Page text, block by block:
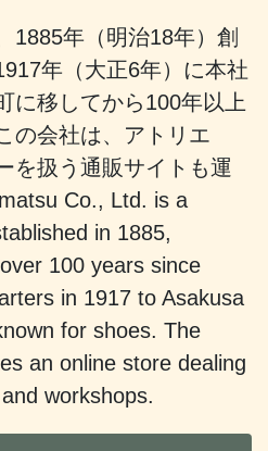
1885年（明治18年）創
年（大正6年）に本社
に移してから100年以上
の会社は、アトリエ
を扱う通販サイトも運
Co., Ltd. is a
in 1885,
100 years since
in 1917 to Asakusa
for shoes. The
an online store dealing
workshops.